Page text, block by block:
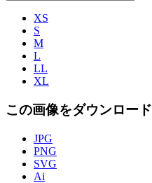
XS
S
M
L
LL
XL
この画像をダウンロード
JPG
PNG
SVG
Ai